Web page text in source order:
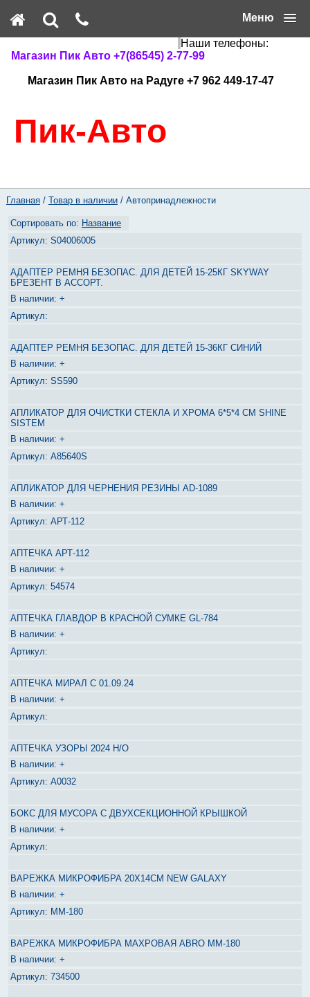
Меню
Наши телефоны:
Магазин Пик Авто +7(86545) 2-77-99
Магазин Пик Авто на Радуге +7 962 449-17-47
Пик-Авто
Главная/ Товар в наличии/ Автопринадлежности
Название
S04006005
АДАПТЕР РЕМНЯ БЕЗОПАС. ДЛЯ ДЕТЕЙ 15-25КГ SKYWAY
БРЕЗЕНТ В АССОРТ.
+
АДАПТЕР РЕМНЯ БЕЗОПАС. ДЛЯ ДЕТЕЙ 15-36КГ СИНИЙ
+
SS590
АПЛИКАТОР ДЛЯ ОЧИСТКИ СТЕКЛА И ХРОМА 6*5*4 СМ SHINE
SISTEM
+
A85640S
АПЛИКАТОР ДЛЯ ЧЕРНЕНИЯ РЕЗИНЫ AD-1089
+
АРТ-112
АПТЕЧКА АРТ-112
+
54574
АПТЕЧКА ГЛАВДОР В КРАСНОЙ СУМКЕ GL-784
+
АПТЕЧКА МИРАЛ С 01.09.24
+
АПТЕЧКА УЗОРЫ 2024 Н/О
+
А0032
БОКС ДЛЯ МУСОРА С ДВУХСЕКЦИОННОЙ КРЫШКОЙ
+
ВАРЕЖКА МИКРОФИБРА 20Х14СМ NEW GALAXY
+
MM-180
ВАРЕЖКА МИКРОФИБРА МАХРОВАЯ ABRO MM-180
+
734500